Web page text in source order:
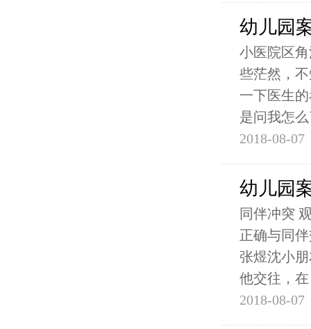
幼儿园
小医院区
些茫然，
一下医生
是问我怎
2018-08-07
幼儿园
同伴冲突
正确与同
张煜沈小
他交往，在
2018-08-07